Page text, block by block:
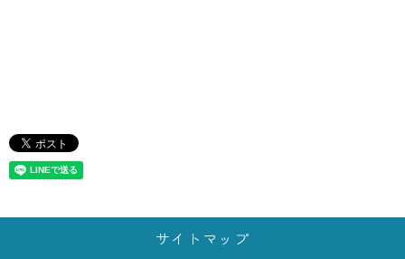
サイトマップ